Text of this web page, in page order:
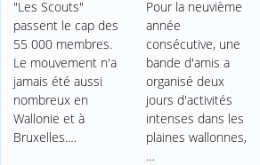
"Les Scouts"
passent le cap des
55 000 membres.
Le mouvement n'a
jamais été aussi
nombreux en
Wallonie et à
Bruxelles.…
Pour la neuvième
année
consécutive, une
bande d'amis a
organisé deux
jours d'activités
intenses dans les
plaines wallonnes,
…